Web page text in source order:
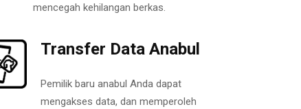
mencegah kehilangan berkas.
Transfer Data Anabul
Pemilik baru anabul Anda dapat
mengakses data, dan memperoleh